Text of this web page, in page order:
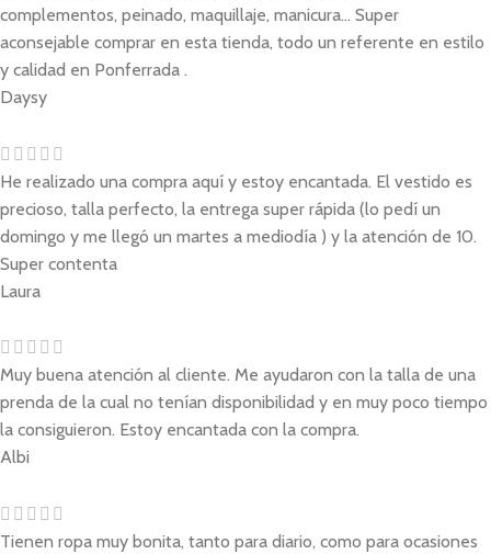
complementos, peinado, maquillaje, manicura... Super
aconsejable comprar en esta tienda, todo un referente en estilo
y calidad en Ponferrada .
Daysy
He realizado una compra aquí y estoy encantada. El vestido es
precioso, talla perfecto, la entrega super rápida (lo pedí un
domingo y me llegó un martes a mediodía ) y la atención de 10.
Super contenta
Laura
Muy buena atención al cliente. Me ayudaron con la talla de una
prenda de la cual no tenían disponibilidad y en muy poco tiempo
la consiguieron. Estoy encantada con la compra.
Albi
Tienen ropa muy bonita, tanto para diario, como para ocasiones